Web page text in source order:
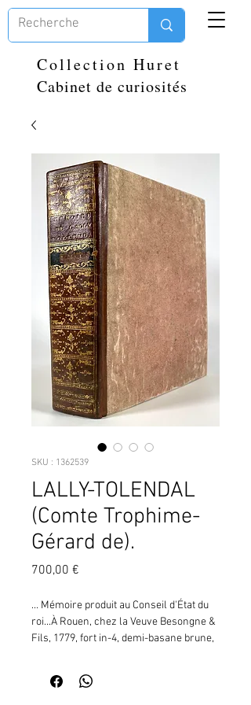
Collection Huret
Cabinet de curiosités
SKU : 1362539
LALLY-TOLENDAL
(Comte Trophime-
Gérard de).
700,00 €
... Mémoire produit au Conseil d'État du
roi...À Rouen, chez la Veuve Besongne &
Fils, 1779, fort in-4, demi-basane brune,
formant caissons décorés de fleurons,
filets et pointillés dorés, pièce de titre de